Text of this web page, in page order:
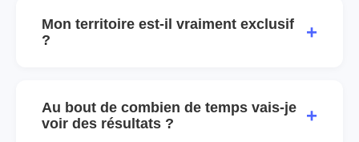
Mon territoire est-il vraiment exclusif
?
+
Au bout de combien de temps vais-je
voir des résultats ?
+